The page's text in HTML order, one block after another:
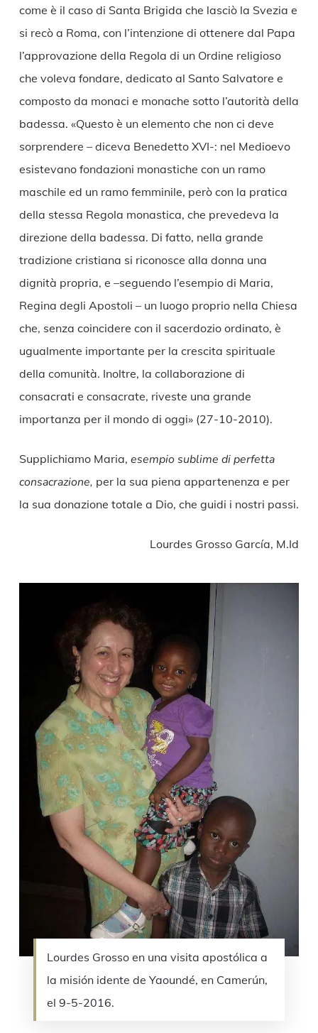
come è il caso di Santa Brigida che lasciò la Svezia e
si recò a Roma, con l’intenzione di ottenere dal Papa
l’approvazione della Regola di un Ordine religioso
che voleva fondare, dedicato al Santo Salvatore e
composto da monaci e monache sotto l’autorità della
badessa. «Questo è un elemento che non ci deve
sorprendere – diceva Benedetto XVI-: nel Medioevo
esistevano fondazioni monastiche con un ramo
maschile ed un ramo femminile, però con la pratica
della stessa Regola monastica, che prevedeva la
direzione della badessa. Di fatto, nella grande
tradizione cristiana si riconosce alla donna una
dignità propria, e –seguendo l’esempio di Maria,
Regina degli Apostoli – un luogo proprio nella Chiesa
che, senza coincidere con il sacerdozio ordinato, è
ugualmente importante per la crescita spirituale
della comunità. Inoltre, la collaborazione di
consacrati e consacrate, riveste una grande
importanza per il mondo di oggi» (27-10-2010).
Supplichiamo Maria, esempio sublime di perfetta
consacrazione, per la sua piena appartenenza e per
la sua donazione totale a Dio, che guidi i nostri passi.
Lourdes Grosso García, M.Id
Lourdes Grosso en una visita apostólica a
la misión idente de Yaoundé, en Camerún,
el 9-5-2016.